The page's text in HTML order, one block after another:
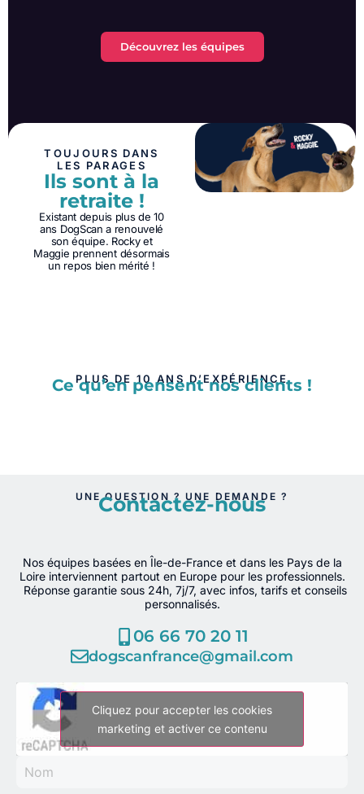
Découvrez les équipes
TOUJOURS DANS
LES PARAGES
Ils sont à la
retraite !
Existant depuis plus de 10
ans DogScan a renouvelé
son équipe. Rocky et
Maggie prennent désormais
un repos bien mérité !
PLUS DE 10 ANS D’EXPÉRIENCE
Ce qu’en pensent nos clients !
UNE QUESTION ? UNE DEMANDE ?
Contactez-nous
Nos équipes basées en Île-de-France et dans les Pays de la
Loire interviennent partout en Europe pour les professionnels.
Réponse garantie sous 24h, 7j/7, avec infos, tarifs et conseils
personnalisés.
06 66 70 20 11
dogscanfrance@gmail.com
Cliquez pour accepter les cookies
marketing et activer ce contenu